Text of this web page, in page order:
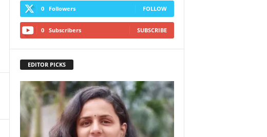
0 Followers FOLLOW
0 Subscribers SUBSCRIBE
EDITOR PICKS